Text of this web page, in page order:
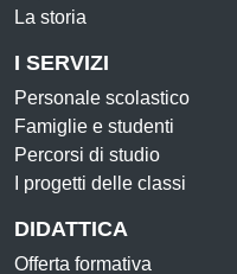
La storia
I SERVIZI
Personale scolastico
Famiglie e studenti
Percorsi di studio
I progetti delle classi
DIDATTICA
Offerta formativa